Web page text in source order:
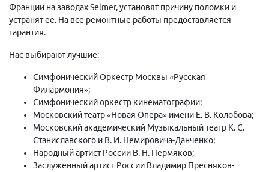
Франции на заводах Selmer, установят причину поломки и
устранят ее. На все ремонтные работы предоставляется
гарантия.
Нас выбирают лучшие:
Симфонический Оркестр Москвы «Русская
Филармония»;
Симфонический оркестр кинематографии;
Московский театр «Новая Опера» имени Е. В. Колобова;
Московский академический Музыкальный театр К. С.
Станиславского и В. И. Немировича-Данченко;
Народный артист России В. Н. Пермяков;
Заслуженный артист России Владимир Пресняков-